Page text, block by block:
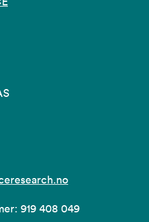
919 408 049